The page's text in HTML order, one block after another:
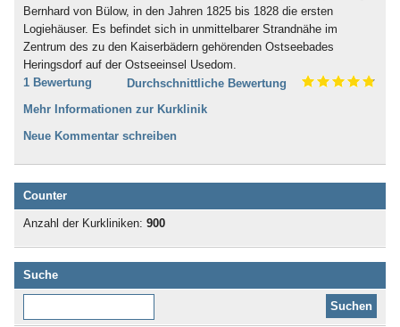
Bernhard von Bülow, in den Jahren 1825 bis 1828 die ersten
Logiehäuser. Es befindet sich in unmittelbarer Strandnähe im
Zentrum des zu den Kaiserbädern gehörenden Ostseebades
Heringsdorf auf der Ostseeinsel Usedom.
1 Bewertung
Durchschnittliche Bewertung
Mehr Informationen zur Kurklinik
Neue Kommentar schreiben
Counter
Anzahl der Kurkliniken: 900
Suche